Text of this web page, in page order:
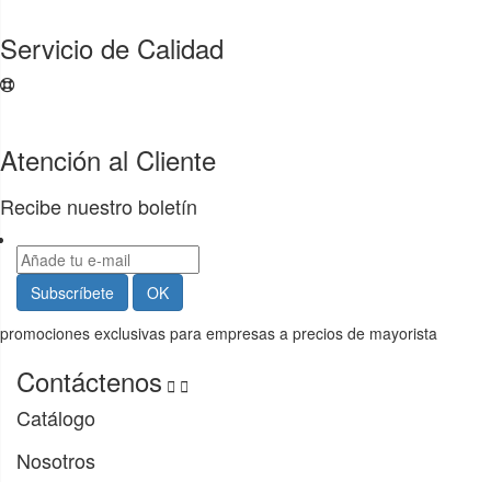
Servicio de Calidad
Atención al Cliente
Recibe nuestro boletín
promociones exclusivas para empresas a precios de mayorista
Contáctenos  
Catálogo
Nosotros